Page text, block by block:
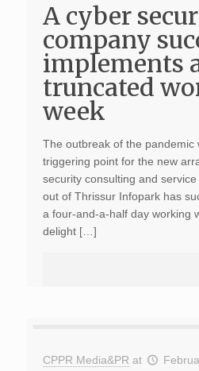
A cyber
company
implements
truncated
week
The outbreak of the pandemic
triggering point for the new
security consulting and
out of Thrissur Infopark has
a four-and-a-half day working
delight […]
CPPR Media&PR at